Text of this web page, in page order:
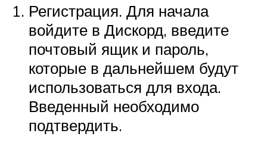
Регистрация. Для начала
войдите в Дискорд, введите
почтовый ящик и пароль,
которые в дальнейшем будут
использоваться для входа.
Введенный необходимо
подтвердить.